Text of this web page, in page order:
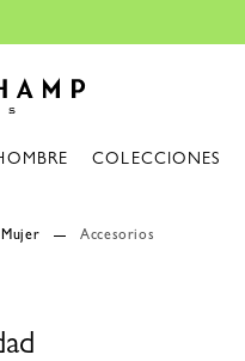
COLECCIONES
Mujer Accesorios